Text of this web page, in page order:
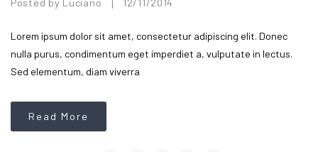
Posted by Luciano | 12/11/2014
Lorem ipsum dolor sit amet, consectetur adipiscing elit. Donec
nulla purus, condimentum eget imperdiet a, vulputate in lectus.
Sed elementum, diam viverra
Read More